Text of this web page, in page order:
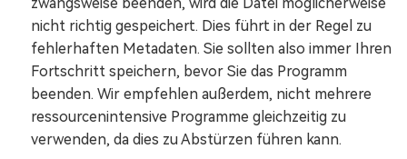
nicht richtig gespeichert. Dies führt in der Regel zu
fehlerhaften Metadaten. Sie sollten also immer Ihren
Fortschritt speichern, bevor Sie das Programm
beenden. Wir empfehlen außerdem, nicht mehrere
ressourcenintensive Programme gleichzeitig zu
verwenden, da dies zu Abstürzen führen kann.